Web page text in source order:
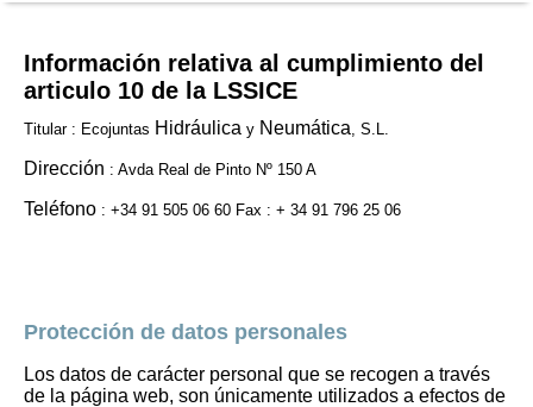
Información relativa al cumplimiento del
articulo 10 de la LSSICE
Titular : Ecojuntas Hidráulica y Neumática, S.L.
Dirección : Avda Real de Pinto Nº 150 A
Teléfono : +34 91 505 06 60 Fax : + 34 91 796 25 06
Protección de datos personales
Los datos de carácter personal que se recogen a través
de la página web, son únicamente utilizados a efectos de